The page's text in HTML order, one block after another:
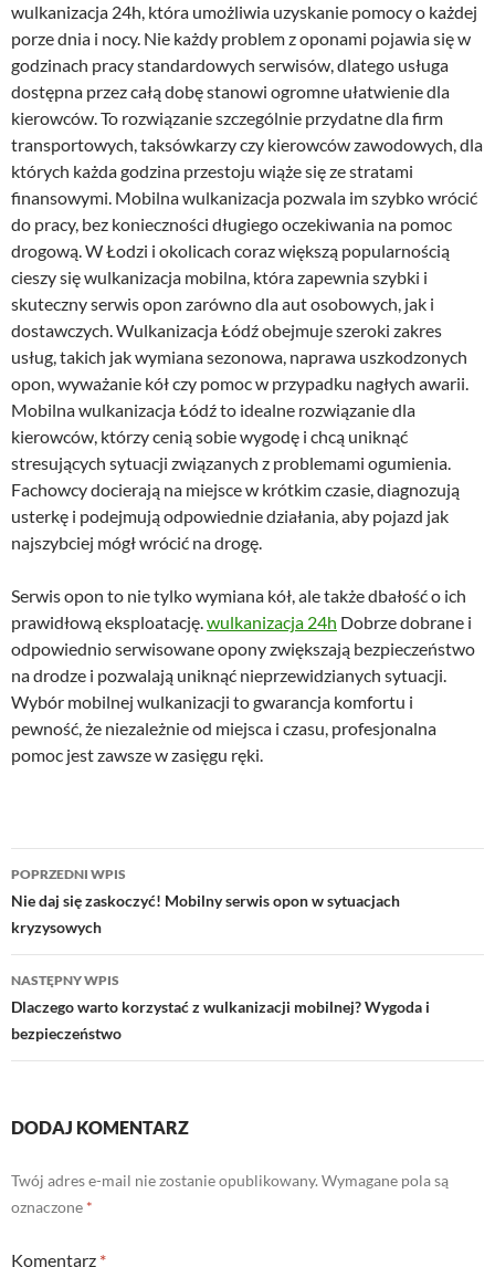
wulkanizacja 24h, która umożliwia uzyskanie pomocy o każdej
porze dnia i nocy. Nie każdy problem z oponami pojawia się w
godzinach pracy standardowych serwisów, dlatego usługa
dostępna przez całą dobę stanowi ogromne ułatwienie dla
kierowców. To rozwiązanie szczególnie przydatne dla firm
transportowych, taksówkarzy czy kierowców zawodowych, dla
których każda godzina przestoju wiąże się ze stratami
finansowymi. Mobilna wulkanizacja pozwala im szybko wrócić
do pracy, bez konieczności długiego oczekiwania na pomoc
drogową. W Łodzi i okolicach coraz większą popularnością
cieszy się wulkanizacja mobilna, która zapewnia szybki i
skuteczny serwis opon zarówno dla aut osobowych, jak i
dostawczych. Wulkanizacja Łódź obejmuje szeroki zakres
usług, takich jak wymiana sezonowa, naprawa uszkodzonych
opon, wyważanie kół czy pomoc w przypadku nagłych awarii.
Mobilna wulkanizacja Łódź to idealne rozwiązanie dla
kierowców, którzy cenią sobie wygodę i chcą uniknąć
stresujących sytuacji związanych z problemami ogumienia.
Fachowcy docierają na miejsce w krótkim czasie, diagnozują
usterkę i podejmują odpowiednie działania, aby pojazd jak
najszybciej mógł wrócić na drogę.
Serwis opon to nie tylko wymiana kół, ale także dbałość o ich
prawidłową eksploatację.wulkanizacja 24h Dobrze dobrane i
odpowiednio serwisowane opony zwiększają bezpieczeństwo
na drodze i pozwalają uniknąć nieprzewidzianych sytuacji.
Wybór mobilnej wulkanizacji to gwarancja komfortu i
pewność, że niezależnie od miejsca i czasu, profesjonalna
pomoc jest zawsze w zasięgu ręki.
Nawigacja
wpisu
POPRZEDNI WPIS
Nie daj się zaskoczyć! Mobilny serwis opon w sytuacjach
kryzysowych
NASTĘPNY WPIS
Dlaczego warto korzystać z wulkanizacji mobilnej? Wygoda i
bezpieczeństwo
DODAJ KOMENTARZ
Twój adres e-mail nie zostanie opublikowany. Wymagane pola są
oznaczone *
Komentarz *